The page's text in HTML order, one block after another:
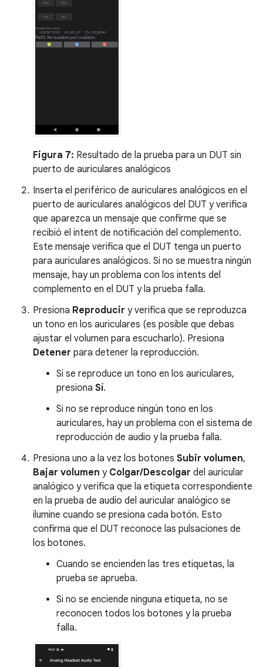
Figura 7: Resultado de la prueba para un DUT sin
puerto de auriculares analógicos
Inserta el periférico de auriculares analógicos en el
puerto de auriculares analógicos del DUT y verifica
que aparezca un mensaje que confirme que se
recibió el intent de notificación del complemento.
Este mensaje verifica que el DUT tenga un puerto
para auriculares analógicos. Si no se muestra ningún
mensaje, hay un problema con los intents del
complemento en el DUT y la prueba falla.
Presiona Reproducir y verifica que se reproduzca
un tono en los auriculares (es posible que debas
ajustar el volumen para escucharlo). Presiona
Detener para detener la reproducción.
Si se reproduce un tono en los auriculares,
presiona Sí.
Si no se reproduce ningún tono en los
auriculares, hay un problema con el sistema de
reproducción de audio y la prueba falla.
Presiona uno a la vez los botones Subir volumen,
Bajar volumen y Colgar/Descolgar del auricular
analógico y verifica que la etiqueta correspondiente
en la prueba de audio del auricular analógico se
ilumine cuando se presiona cada botón. Esto
confirma que el DUT reconoce las pulsaciones de
los botones.
Cuando se encienden las tres etiquetas, la
prueba se aprueba.
Si no se enciende ninguna etiqueta, no se
reconocen todos los botones y la prueba
falla.